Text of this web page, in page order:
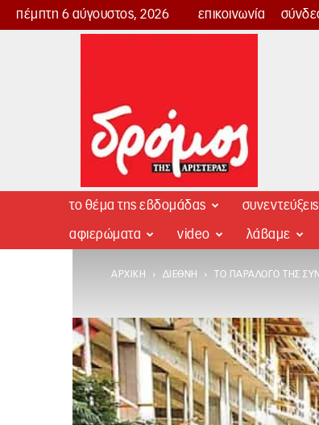
πέμπτη 6 αύγουστος, 2026 επικοινωνία
Δρόμος
το θέμα της εβδομάδας συνεντεύξεις
αφιερώματα video λάβαμε
ΑΡΧΙΚΉ ΔΙΕΘΝΉ ΤΟ ΠΑΡΆΛΟΓΟ ΤΗΣ